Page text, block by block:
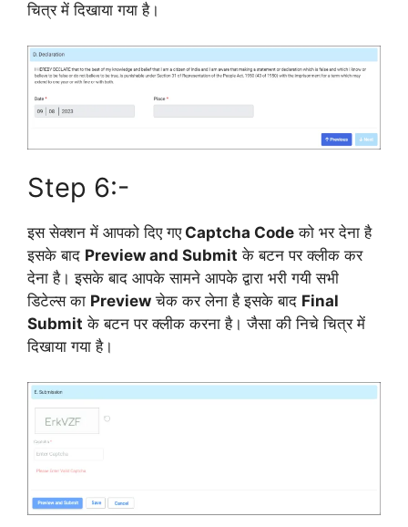
चित्र में दिखाया गया है।
Step 6:-
इस सेक्शन में आपको दिए गएCaptcha Code को भर देना है
इसके बाद Preview and Submit के बटन पर क्लीक कर
देना है। इसके बाद आपके सामने आपके द्वारा भरी गयी सभी
डिटेल्स का Preview चेक कर लेना है इसके बाद Final
Submit के बटन पर क्लीक करना है। जैसा की निचे चित्र में
दिखाया गया है।